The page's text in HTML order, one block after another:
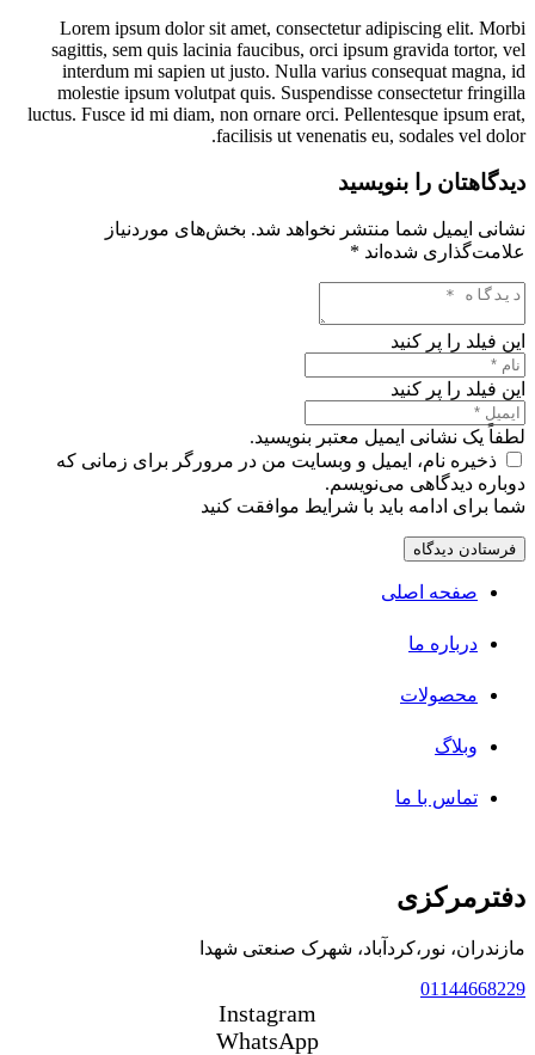
Lorem ipsum dolor sit amet, consectetur adipiscing elit. Morbi
sagittis, sem quis lacinia faucibus, orci ipsum gravida tortor, vel
interdum mi sapien ut justo. Nulla varius consequat magna, id
molestie ipsum volutpat quis. Suspendisse consectetur fringilla
luctus. Fusce id mi diam, non ornare orci. Pellentesque ipsum erat,
facilisis ut venenatis eu, sodales vel dolor.
دیدگاهتان را بنویسید
نشانی ایمیل شما منتشر نخواهد شد. بخش‌های موردنیاز
علامت‌گذاری شده‌اند *
این فیلد را پر کنید
این فیلد را پر کنید
لطفاً یک نشانی ایمیل معتبر بنویسید.
ذخیره نام، ایمیل و وبسایت من در مرورگر برای زمانی که
دوباره دیدگاهی می‌نویسم.
شما برای ادامه باید با شرایط موافقت کنید
فرستادن دیدگاه
صفحه اصلی
درباره ما
محصولات
وبلاگ
تماس با ما
دفترمرکزی
مازندران، نور،کردآباد، شهرک صنعتی شهدا
01144668229
Instagram
WhatsApp